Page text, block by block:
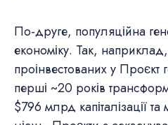
По-друге, популяційна
економіку. Так,
проінвестованих у
перші ~20 років
$796 млрд капіталізації